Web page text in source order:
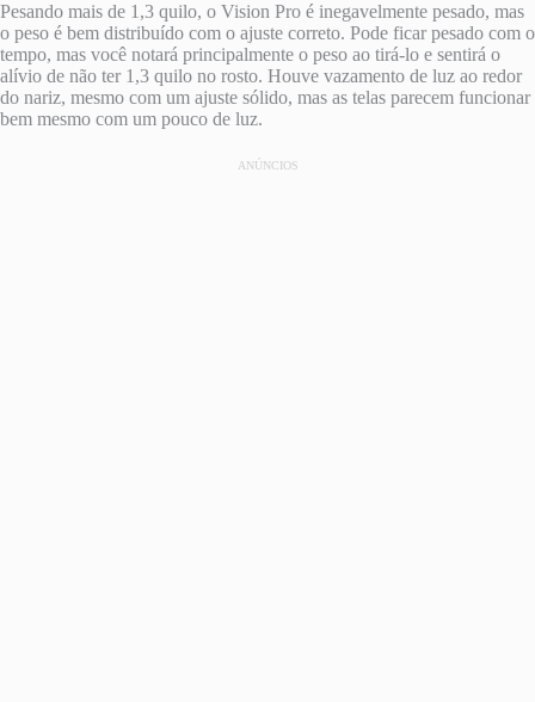
Pesando mais de 1,3 quilo, o Vision Pro é inegavelmente pesado, mas
o peso é bem distribuído com o ajuste correto. Pode ficar pesado com o
tempo, mas você notará principalmente o peso ao tirá-lo e sentirá o
alívio de não ter 1,3 quilo no rosto. Houve vazamento de luz ao redor
do nariz, mesmo com um ajuste sólido, mas as telas parecem funcionar
bem mesmo com um pouco de luz.
ANÚNCIOS